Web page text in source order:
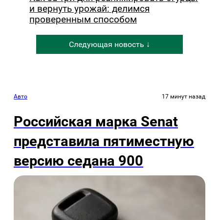
и вернуть урожай: делимся
проверенным способом
Следующая новость ↓
Авто 17 минут назад
Российская марка Senat
представила пятиместную
версию седана 900